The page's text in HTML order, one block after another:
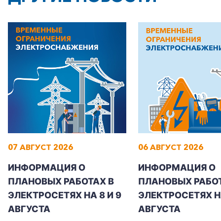
07 АВГУСТ 2026
ИНФОРМАЦИЯ О
ПЛАНОВЫХ РАБОТАХ В
ЭЛЕКТРОСЕТЯХ НА 8 И 9
АВГУСТА
06 АВГУСТ 2026
ИНФОРМАЦИЯ О
ПЛАНОВЫХ
ЭЛЕКТРОСЕТЯХ
АВГУСТА